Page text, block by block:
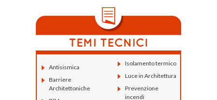
Antisismica
Barriere
Architettoniche
Isolamento termico
Luce in Architettura
Prevenzione
incendi